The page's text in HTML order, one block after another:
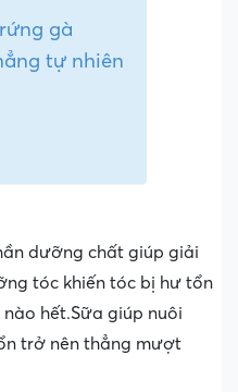
gà
tự nhiên
dưỡng chất giúp giải
tóc khiến tóc bị hư tổn
hết.Sữa giúp nuôi
trở nên thẳng mượt